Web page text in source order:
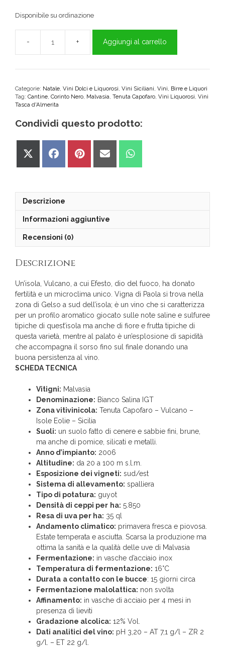
Disponibile su ordinazione
Capofaro
Vino
Vigna
Malvasia
IGT
Tasca
d'Almerita
quantità
Aggiungi al carrello
Categorie: Natale, Vini Dolci e Liquorosi, Vini Siciliani, Vini, Birre e Liquori
Tag: Cantine, Corinto Nero, Malvasia, Tenuta Capofaro, Vini Liquorosi, Vini
Tasca d'Almerita
Condividi questo prodotto:
Share
Share
Share
Share
Share
Descrizione
Informazioni aggiuntive
Recensioni (0)
Descrizione
Un’isola, Vulcano, a cui Efesto, dio del fuoco, ha donato
fertilità e un microclima unico. Vigna di Paola si trova nella
zona di Gelso a sud dell’isola; è un vino che si caratterizza
per un profilo aromatico giocato sulle note saline e sulfuree
tipiche di quest’isola ma anche di fiore e frutta tipiche di
questa varietà, mentre al palato è un’esplosione di sapidità
che accompagna il sorso fino sul finale donando una
buona persistenza al vino.
SCHEDA TECNICA
Vitigni: Malvasia
Denominazione: Bianco Salina IGT
Zona vitivinicola: Tenuta Capofaro – Vulcano –
Isole Eolie – Sicilia
Suoli: un suolo fatto di cenere e sabbie fini, brune,
ma anche di pomice, silicati e metalli.
Anno d’impianto: 2006
Altitudine: da 20 a 100 m s.l.m.
Esposizione dei vigneti: sud/est
Sistema di allevamento: spalliera
Tipo di potatura: guyot
Densità di ceppi per ha: 5.850
Resa di uva per ha: 35 ql
Andamento climatico: primavera fresca e piovosa.
Estate temperata e asciutta. Scarsa la produzione ma
ottima la sanità e la qualità delle uve di Malvasia
Fermentazione: in vasche d’acciaio inox
Temperatura di fermentazione: 16°C
Durata a contatto con le bucce: 15 giorni circa
Fermentazione malolattica: non svolta
Affinamento: in vasche di acciaio per 4 mesi in
presenza di lieviti
Gradazione alcolica: 12% Vol.
Dati analitici del vino: pH 3,20 – AT 7,1 g/l – ZR 2
g/l. – ET 22 g/l.